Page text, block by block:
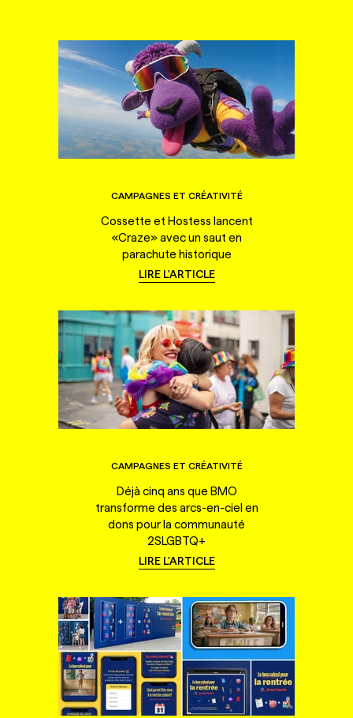
CAMPAGNES ET CRÉATIVITÉ
Cossette et Hostess lancent
«Craze» avec un saut en
parachute historique
LIRE L'ARTICLE
CAMPAGNES ET CRÉATIVITÉ
Déjà cinq ans que BMO
transforme des arcs-en-ciel en
dons pour la communauté
2SLGBTQ+
LIRE L'ARTICLE